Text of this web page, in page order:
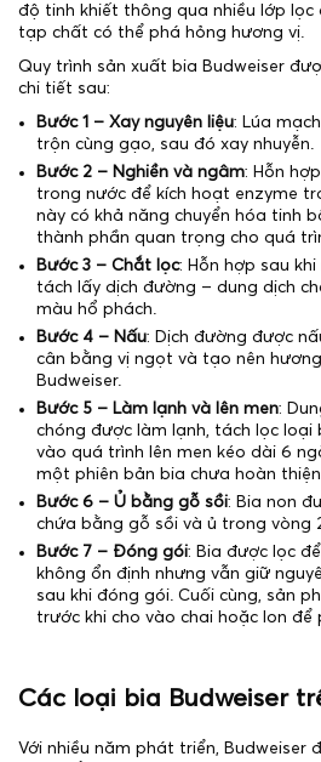
độ tinh khiết thông qua nhiều lớp lọc
tạp chất có thể phá hỏng hương vị.
Quy trình sản xuất bia Budweiser
chi tiết sau:
Bước 1 – Xay nguyên liệu: Lúa
trộn cùng gạo, sau đó xay nhuyễn.
Bước 2 – Nghiền và ngâm: Hỗn
trong nước để kích hoạt enzyme
này có khả năng chuyển hóa tinh
thành phần quan trọng cho quá
Bước 3 – Chắt lọc: Hỗn hợp sau
tách lấy dịch đường – dung dịch
màu hổ phách.
Bước 4 – Nấu: Dịch đường được
cân bằng vị ngọt và tạo nên
Budweiser.
Bước 5 – Làm lạnh và lên men:
chóng được làm lạnh, tách lọc
vào quá trình lên men kéo dài 6
một phiên bản bia chưa hoàn thiện.
Bước 6 – Ủ bằng gỗ sồi: Bia non
chứa bằng gỗ sồi và ủ trong vòng
Bước 7 – Đóng gói: Bia được lọc
không ổn định nhưng vẫn giữ
sau khi đóng gói. Cuối cùng, sản
trước khi cho vào chai hoặc lon để
Các loại bia Budweiser
Với nhiều năm phát triển, Budweiser